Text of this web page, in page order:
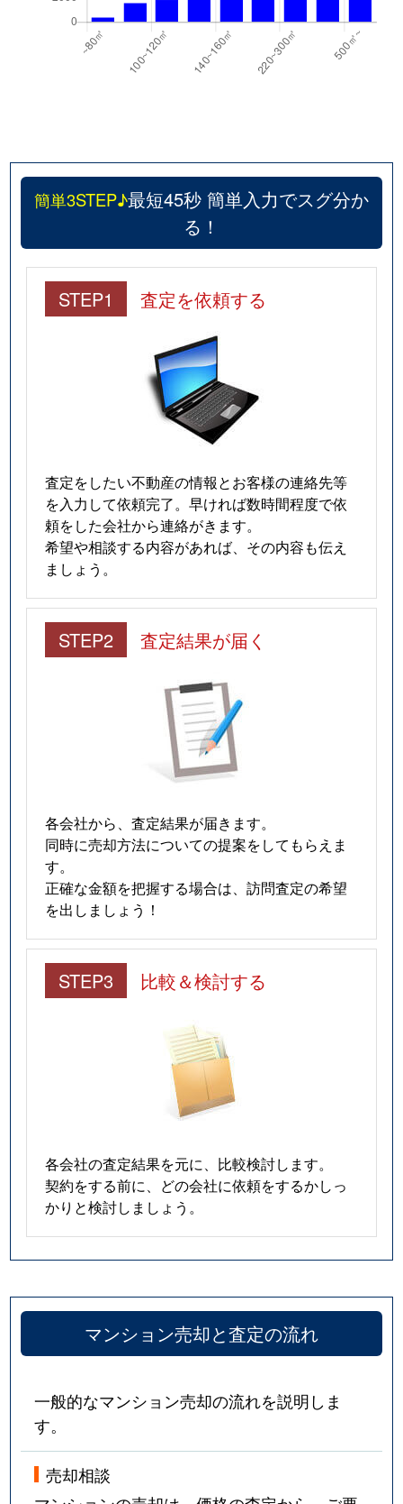
簡単3STEP♪最短45秒 簡単入力でスグ分か
る！
STEP1 査定を依頼する
査定をしたい不動産の情報とお客様の連絡先等
を入力して依頼完了。早ければ数時間程度で依
頼をした会社から連絡がきます。
希望や相談する内容があれば、その内容も伝え
ましょう。
STEP2 査定結果が届く
各会社から、査定結果が届きます。
同時に売却方法についての提案をしてもらえま
す。
正確な金額を把握する場合は、訪問査定の希望
を出しましょう！
STEP3 比較＆検討する
各会社の査定結果を元に、比較検討します。
契約をする前に、どの会社に依頼をするかしっ
かりと検討しましょう。
マンション売却と査定の流れ
一般的なマンション売却の流れを説明しま
す。
売却相談